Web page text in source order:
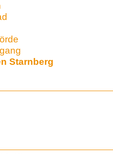
Starnberg